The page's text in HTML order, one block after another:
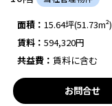
面積： 15.64坪(51.73m²)
賃料： 594,320円
共益費： 賃料に含む
お問合せ